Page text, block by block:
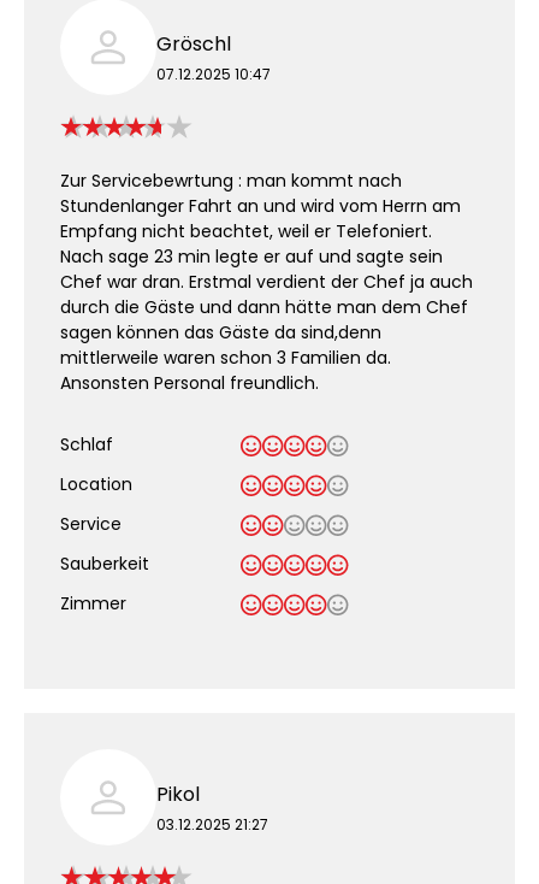
Gröschl
07.12.2025 10:47
Zur Servicebewrtung : man kommt nach
Stundenlanger Fahrt an und wird vom Herrn am
Empfang nicht beachtet, weil er Telefoniert.
Nach sage 23 min legte er auf und sagte sein
Chef war dran. Erstmal verdient der Chef ja auch
durch die Gäste und dann hätte man dem Chef
sagen können das Gäste da sind,denn
mittlerweile waren schon 3 Familien da.
Ansonsten Personal freundlich.
Schlaf
Location
Service
Sauberkeit
Zimmer
Pikol
03.12.2025 21:27